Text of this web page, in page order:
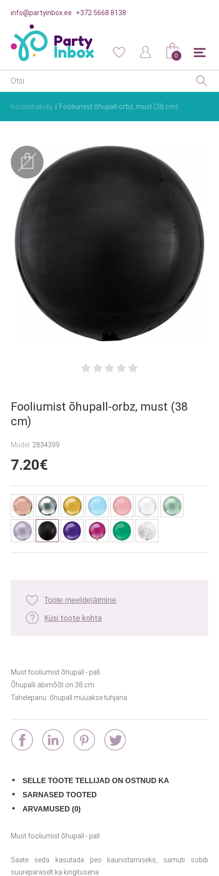
info@partyinbox.ee +372 5668 8138
0
Kodulehekülg Fooliumist õhupall-orbz, must (38 cm)
Fooliumist õhupall-orbz, must (38
cm)
Mudel: 2834399
7.20€
Toote meeldejätmine
Küsi toote kohta
Must fooliumist õhupall - pall.
Õhupalli äbimõõt on 38 cm
Tähelepanu: õhupall müüakse tühjana
SELLE TOOTE TELLIJAD ON OSTNUD KA
SARNASED TOOTED
ARVAMUSED (0)
Must fooliumist õhupall - pall.
Saate seda kasutada peo kaunistamiseks, samuti sobib
suurepäraselt ka kingitusena.